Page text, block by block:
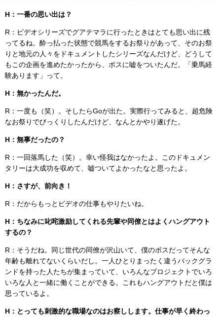
H：一番の思い出は？
R：ビデオシリーズでグアテマラに行ったときはとても思い出に残
ってるね。酔っ払った状態で競馬をするお祭りがあって、そのお祭
りと地元の人々をドキュメントしたシリーズなんだけど、どうして
もこの企画を進めたかったから、ボスに嘘をついたんだ。「乗馬経
験あります」って。
H：無かったんだ。
R：一度も（笑）。そしたらGoが出た。実際行ってみると、超危険
なお祭りでびっくりしたんだけど、なんとかやり遂げた。
H：無事だったの？
R：一回落馬した（笑）。幸い怪我はなかったよ。このドキュメン
タリーは大成功を収めて、嘘ついてよかったなと思ったよ。
H：さすが、前向き！
R：だからもっとビデオの仕事もやりたいね。
H：ちなみに叱咤激励してくれる先輩や同僚とはよくハングアウト
するの？
R：そうだね。同じ世代の同僚が沢山いて、僕のボスだってそんな
年齢も離れてないくらいだし。一人ひとりまったく違うバックグラ
ンドを持った人たちが集まっていて、いろんなプロジェクトでいろ
いろな人と一緒に働くことができる。これもハングアウトだと僕は
思っているよ。
H：とっても刺激的な職場なのはお察しします。仕事が早く終わっ